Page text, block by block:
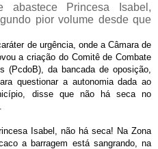
Princesa Isabel,
pior volume desde que
de urgência, onde a Câmara de
a criação do Comitê de Combate
(PcdoB), da bancada de oposição,
questionar a autonomia dada ao
disse que não há seca no
Isabel, não há seca! Na Zona
a barragem está sangrando, na